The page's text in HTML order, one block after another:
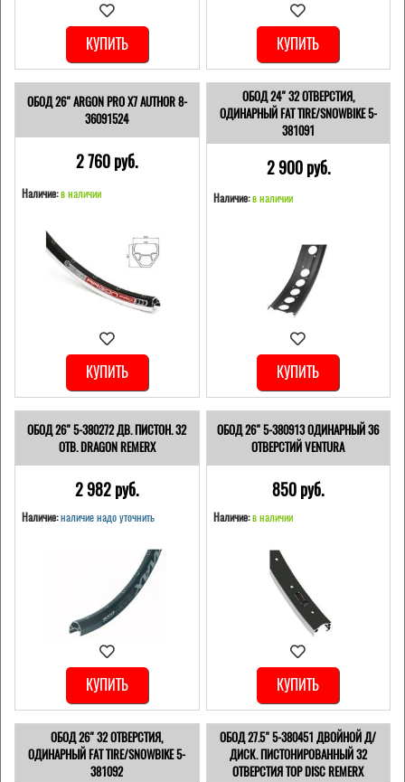
КУПИТЬ КУПИТЬ
ОБОД 26" ARGON PRO X7 AUTHOR 8-
36091524
2 760 pуб.
Наличие:в наличии
КУПИТЬ
ОБОД 24" 32 ОТВЕРСТИЯ,
ОДИНАРНЫЙ FAT TIRE/SNOWBIKE 5-
381091
2 900 pуб.
Наличие: в наличии
КУПИТЬ
ОБОД 26" 5-380272 ДВ. ПИСТОН. 32
ОТВ. DRAGON REMERX
2 982 pуб.
Наличие:наличие надо уточнить
КУПИТЬ
ОБОД 26" 5-380913 ОДИНАРНЫЙ 36
ОТВЕРСТИЙ VENTURA
850 pуб.
Наличие: в наличии
КУПИТЬ
ОБОД 26" 32 ОТВЕРСТИЯ,
ОДИНАРНЫЙ FAT TIRE/SNOWBIKE 5-
381092
ОБОД 27.5" 5-380451 ДВОЙНОЙ Д/
ДИСК. ПИСТОНИРОВАННЫЙ 32
ОТВЕРСТИЯ TOP DISC REMERX